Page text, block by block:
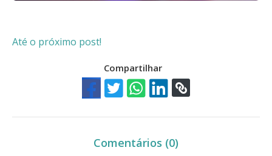
Até o próximo post!
Compartilhar
Comentários (0)